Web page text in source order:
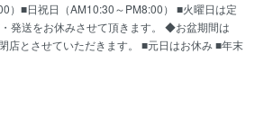
）■日祝日（AM10:30～PM8:00） ■火曜日は定
発送をお休みさせて頂きます。 ◆お盆期間は
店とさせていただきます。 ■元日はお休み ■年末